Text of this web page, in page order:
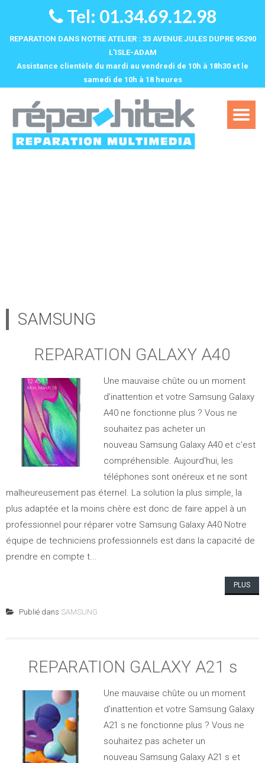
Tel: 01.34.69.12.98
REPARATION DANS NOTRE ATELIER : 33 AVENUE JULES DUPRE 95290
L'ISLE-ADAM
Assistance clientèle du mardi au vendredi de 10h à 18h30 et le
samedi de 10h à 18 heures‌
SAMSUNG
REPARATION GALAXY A40
Une mauvaise chûte ou un moment
d’inattention et votre Samsung Galaxy
A40 ne fonctionne plus ? Vous ne
souhaitez pas acheter un
nouveau Samsung Galaxy A40 et c’est
compréhensible. Aujourd'hui, les
téléphones sont onéreux et ne sont
malheureusement pas éternel. La solution la plus simple, la
plus adaptée et la moins chère est donc de faire appel à un
professionnel pour réparer votre Samsung Galaxy A40 Notre
équipe de techniciens professionnels est dans la capacité de
prendre en compte t...
PLUS
Publié dans SAMSUNG
REPARATION GALAXY A21 s
Une mauvaise chûte ou un moment
d’inattention et votre Samsung Galaxy
A21 s ne fonctionne plus ? Vous ne
souhaitez pas acheter un
nouveau Samsung Galaxy A21 s et